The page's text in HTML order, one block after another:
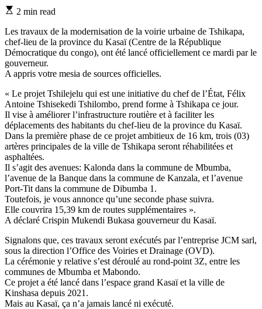
Estimated
time
2 min read
Les travaux de la modernisation de la voirie urbaine de Tshikapa,
chef-lieu de la province du Kasaï (Centre de la République
Démocratique du congo), ont été lancé officiellement ce mardi par le
gouverneur.
A appris votre mesia de sources officielles.
« Le projet Tshilejelu qui est une initiative du chef de l’État, Félix
Antoine Tshisekedi Tshilombo, prend forme à Tshikapa ce jour.
Il vise à améliorer l’infrastructure routière et à faciliter les
déplacements des habitants du chef-lieu de la province du Kasaï.
Dans la première phase de ce projet ambitieux de 16 km, trois (03)
artères principales de la ville de Tshikapa seront réhabilitées et
asphaltées.
Il s’agit des avenues: Kalonda dans la commune de Mbumba,
l’avenue de la Banque dans la commune de Kanzala, et l’avenue
Port-Tit dans la commune de Dibumba 1.
Toutefois, je vous annonce qu’une seconde phase suivra.
Elle couvrira 15,39 km de routes supplémentaires ».
A déclaré Crispin Mukendi Bukasa gouverneur du Kasaï.
Signalons que, ces travaux seront exécutés par l’entreprise JCM sarl,
sous la direction l’Office des Voiries et Drainage (OVD).
La cérémonie y relative s’est déroulé au rond-point 3Z, entre les
communes de Mbumba et Mabondo.
Ce projet a été lancé dans l’espace grand Kasaï et la ville de
Kinshasa depuis 2021.
Mais au Kasaï, ça n’a jamais lancé ni exécuté.